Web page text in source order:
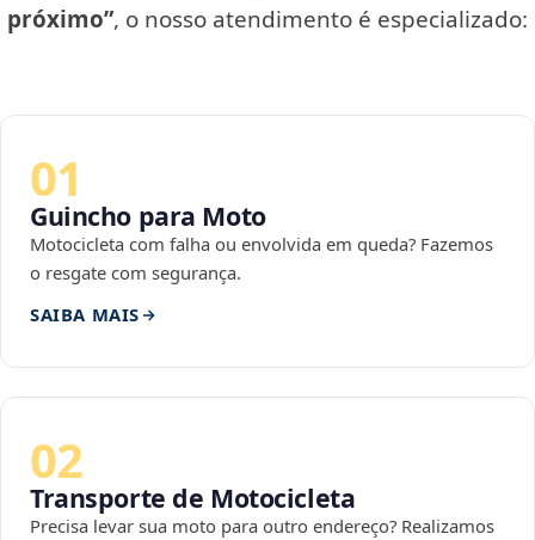
próximo”, o nosso atendimento é especializado:
01
Guincho para Moto
Motocicleta com falha ou envolvida em queda? Fazemos
o resgate com segurança.
SAIBA MAIS
02
Transporte de Motocicleta
Precisa levar sua moto para outro endereço? Realizamos